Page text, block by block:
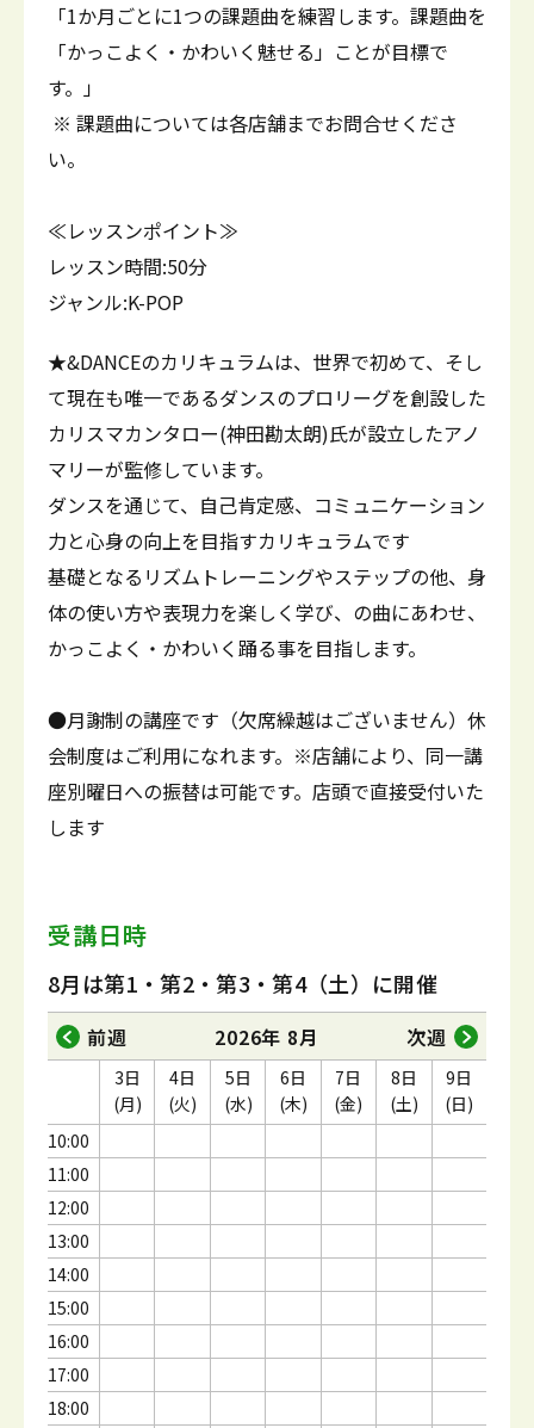
「1か月ごとに1つの課題曲を練習します。課題曲を
「かっこよく・かわいく魅せる」ことが目標で
す。」
※ 課題曲については各店舗までお問合せくださ
い。
≪レッスンポイント≫
レッスン時間:50分
ジャンル:K-POP
★&DANCEのカリキュラムは、世界で初めて、そし
て現在も唯一であるダンスのプロリーグを創設した
カリスマカンタロー(神田勘太朗)氏が設立したアノ
マリーが監修しています。
ダンスを通じて、自己肯定感、コミュニケーション
力と心身の向上を目指すカリキュラムです
基礎となるリズムトレーニングやステップの他、身
体の使い方や表現力を楽しく学び、の曲にあわせ、
かっこよく・かわいく踊る事を目指します。
●月謝制の講座です（欠席繰越はございません）休
会制度はご利用になれます。※店舗により、同一講
座別曜日への振替は可能です。店頭で直接受付いた
します
受講日時
8月は第1・第2・第3・第4（土）に開催
前週 2026年 8月 次週
10:00
11:00
12:00
13:00
14:00
15:00
16:00
17:00
18:00
3日
(月)
4日
(火)
5日
(水)
6日
(木)
7日
(金)
8日
(土)
9日
(日)